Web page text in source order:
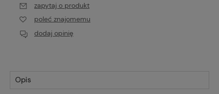
zapytaj o produkt
poleć znajomemu
dodaj opinię
Opis